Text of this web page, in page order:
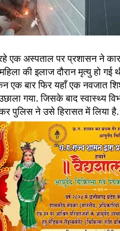
एक अस्पताल पर प्रशासन ने
की इलाज दौरान मृत्यु हो
एक बार फिर यहाँ एक नवजात
गया. जिसके बाद स्वास्थ्य
पुलिस ने उसे हिरासत में लिया है.